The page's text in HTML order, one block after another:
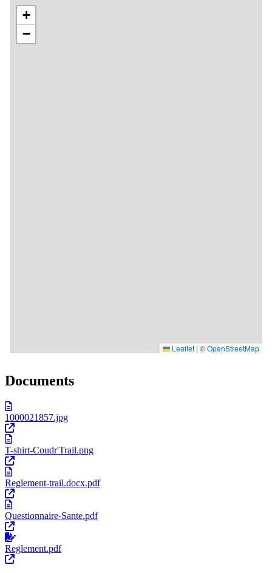
Documents
1000021857.jpg
T-shirt-Coudr'Trail.png
Reglement-trail.docx.pdf
Questionnaire-Sante.pdf
Reglement.pdf